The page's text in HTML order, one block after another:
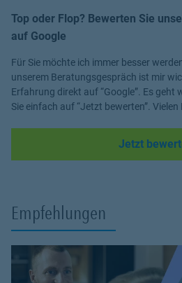
Top oder Flop? Bewerten Sie
auf Google
Für Sie möchte ich immer besser
unserem Beratungsgespräch ist mir
Erfahrung direkt auf “Google”. Es geht
Sie einfach auf “Jetzt bewerten”.
Jetzt
Empfehlungen